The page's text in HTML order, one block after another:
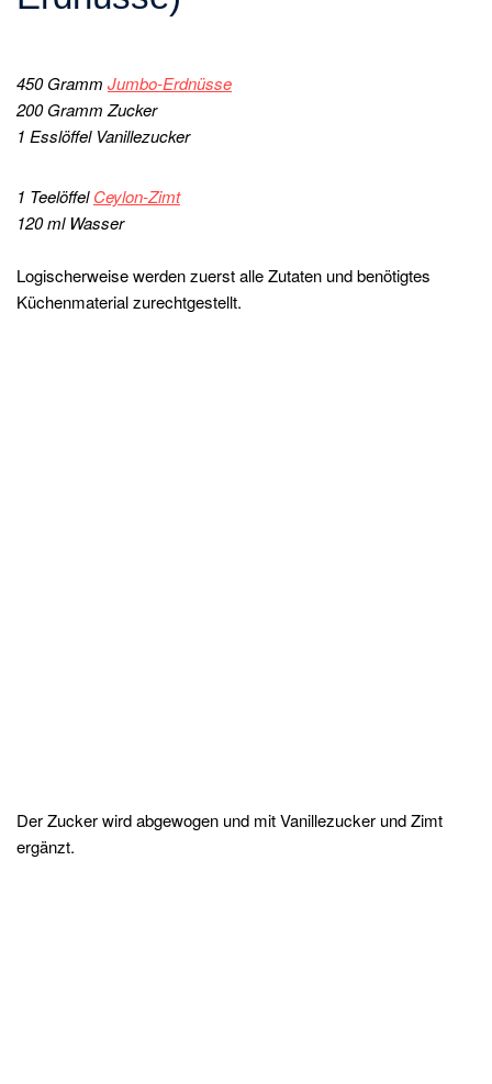
450 Gramm Jumbo-Erdnüsse
200 Gramm Zucker
1 Esslöffel Vanillezucker
1 TeelöffelCeylon-Zimt
120 ml Wasser
Logischerweise werden zuerst alle Zutaten und benötigtes
Küchenmaterial zurechtgestellt.
Der Zucker wird abgewogen und mit Vanillezucker und Zimt
ergänzt.